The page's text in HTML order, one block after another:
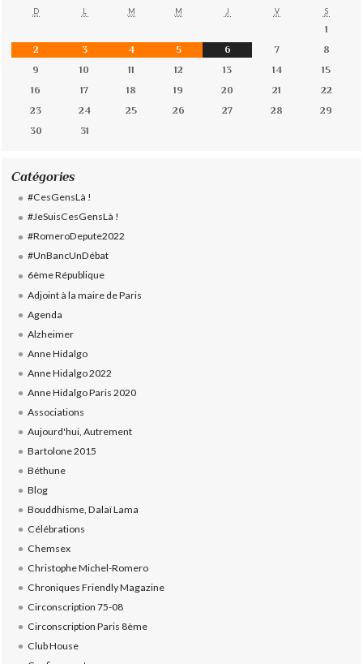
D L M M J V S
1
2
3 4 5 6 7
8
9
10 11 12 13 14
15
16
17 18 19 20 21
22
23
24 25 26 27 28
29
30
31
Catégories
#CesGensLà !
#JeSuisCesGensLà !
#RomeroDepute2022
#UnBancUnDébat
6ème République
Adjoint à la maire de Paris
Agenda
Alzheimer
Anne Hidalgo
Anne Hidalgo 2022
Anne Hidalgo Paris 2020
Associations
Aujourd'hui, Autrement
Bartolone 2015
Béthune
Blog
Bouddhisme, Dalaï Lama
Célébrations
Chemsex
Christophe Michel-Romero
Chroniques Friendly Magazine
Circonscription 75-08
Circonscription Paris 8ème
Club House